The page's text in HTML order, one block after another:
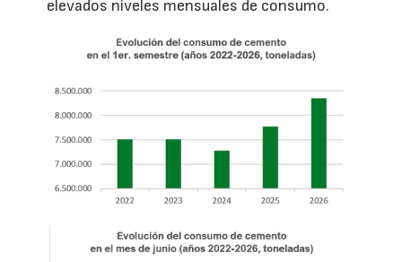
elevados niveles mensuales de consumo.